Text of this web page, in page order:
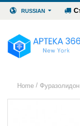
RUSSIAN
Home /